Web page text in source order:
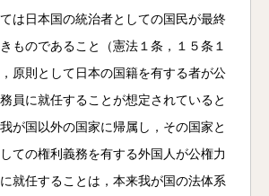
は日本国の統治者としての国民が最終
ものであること（憲法１条，１５条１
原則として日本の国籍を有する者が公
員に就任することが想定されていると
が国以外の国家に帰属し，その国家と
ての権利義務を有する外国人が公権力
就任することは，本来我が国の法体系